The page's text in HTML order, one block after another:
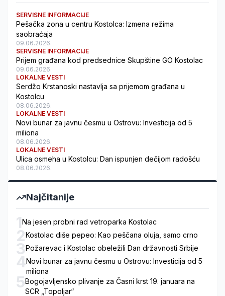
SERVISNE INFORMACIJE
Pešačka zona u centru Kostolca: Izmena režima
saobraćaja
09.06.2026.
SERVISNE INFORMACIJE
Prijem građana kod predsednice Skupštine GO Kostolac
09.06.2026.
LOKALNE VESTI
Serdžo Krstanoski nastavlja sa prijemom građana u
Kostolcu
08.06.2026.
LOKALNE VESTI
Novi bunar za javnu česmu u Ostrovu: Investicija od 5
miliona
08.06.2026.
LOKALNE VESTI
Ulica osmeha u Kostolcu: Dan ispunjen dečijom radošću
08.06.2026.
Najčitanije
1Na jesen probni rad vetroparka Kostolac
2Kostolac diše pepeo: Kao peščana oluja, samo crno
3Požarevac i Kostolac obeležili Dan državnosti Srbije
4Novi bunar za javnu česmu u Ostrovu: Investicija od 5
miliona
5Bogojavljensko plivanje za Časni krst 19. januara na
SCR „Topoljar“